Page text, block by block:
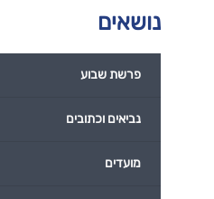
נושאים
פרשת שבוע
נביאים וכתובים
מועדים